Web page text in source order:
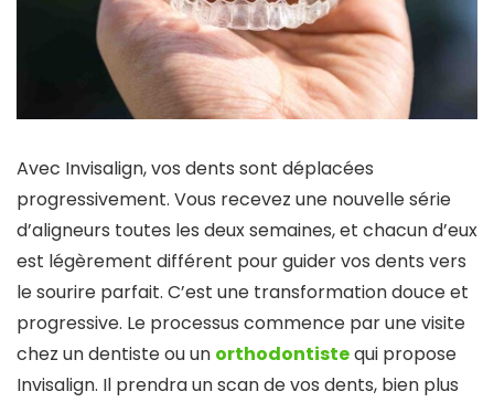
Avec Invisalign, vos dents sont déplacées
progressivement. Vous recevez une nouvelle série
d’aligneurs toutes les deux semaines, et chacun d’eux
est légèrement différent pour guider vos dents vers
le sourire parfait. C’est une transformation douce et
progressive. Le processus commence par une visite
chez un dentiste ou un orthodontistequi propose
Invisalign. Il prendra un scan de vos dents, bien plus